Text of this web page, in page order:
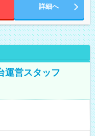
詳細へ
運営スタッフ